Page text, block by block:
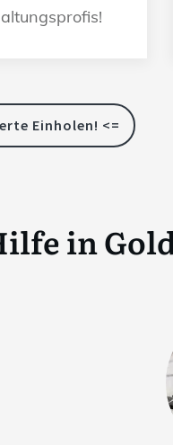
Einholen! <=
in